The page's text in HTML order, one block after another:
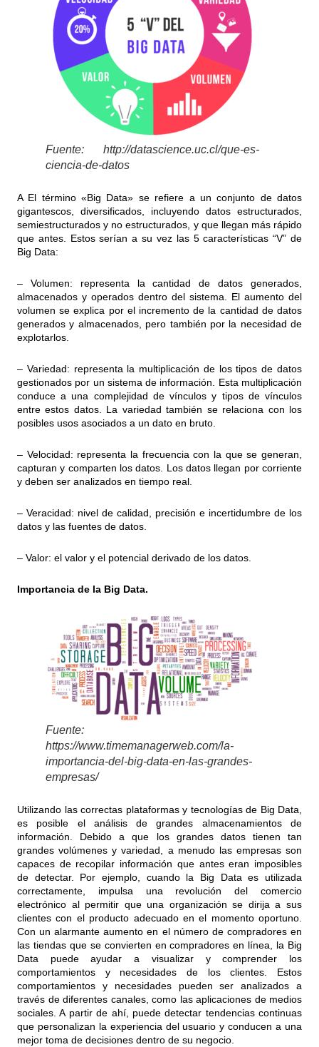
Fuente: http://datascience.uc.cl/que-es-
ciencia-de-datos
A El término «Big Data» se refiere a un conjunto de datos
gigantescos, diversificados, incluyendo datos estructurados,
semiestructurados y no estructurados, y que llegan más rápido
que antes. Estos serían a su vez las 5 características “V” de
Big Data:
– Volumen: representa la cantidad de datos generados,
almacenados y operados dentro del sistema. El aumento del
volumen se explica por el incremento de la cantidad de datos
generados y almacenados, pero también por la necesidad de
explotarlos.
– Variedad: representa la multiplicación de los tipos de datos
gestionados por un sistema de información. Esta multiplicación
conduce a una complejidad de vínculos y tipos de vínculos
entre estos datos. La variedad también se relaciona con los
posibles usos asociados a un dato en bruto.
– Velocidad: representa la frecuencia con la que se generan,
capturan y comparten los datos. Los datos llegan por corriente
y deben ser analizados en tiempo real.
– Veracidad: nivel de calidad, precisión e incertidumbre de los
datos y las fuentes de datos.
– Valor: el valor y el potencial derivado de los datos.
Importancia de la Big Data.
Fuente:
https://www.timemanagerweb.com/la-
importancia-del-big-data-en-las-grandes-
empresas/
Utilizando las correctas plataformas y tecnologías de Big Data,
es posible el análisis de grandes almacenamientos de
información. Debido a que los grandes datos tienen tan
grandes volúmenes y variedad, a menudo las empresas son
capaces de recopilar información que antes eran imposibles
de detectar. Por ejemplo, cuando la Big Data es utilizada
correctamente, impulsa una revolución del comercio
electrónico al permitir que una organización se dirija a sus
clientes con el producto adecuado en el momento oportuno.
Con un alarmante aumento en el número de compradores en
las tiendas que se convierten en compradores en línea, la Big
Data puede ayudar a visualizar y comprender los
comportamientos y necesidades de los clientes. Estos
comportamientos y necesidades pueden ser analizados a
través de diferentes canales, como las aplicaciones de medios
sociales. A partir de ahí, puede detectar tendencias continuas
que personalizan la experiencia del usuario y conducen a una
mejor toma de decisiones dentro de su negocio.